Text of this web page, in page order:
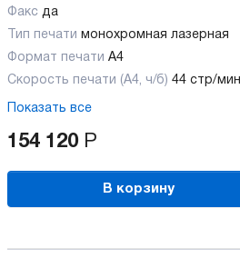
Факс да
Тип печати
монохромная лазерная
Формат печати A4
Скорость печати (А4, ч/б) 44 стр/мин
Показать все
154 120 Р
В корзину